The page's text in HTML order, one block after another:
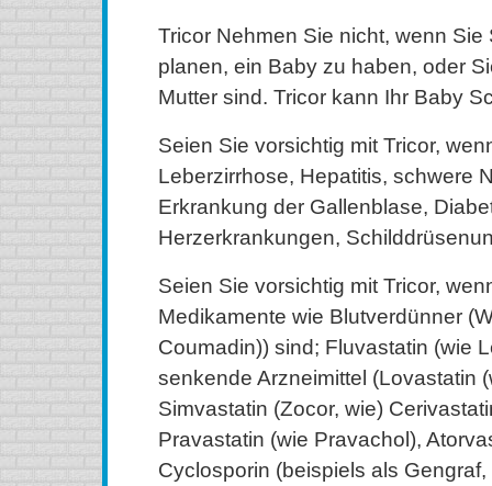
Tricor Nehmen Sie nicht, wenn
planen, ein Baby zu haben, oder
Mutter sind. Tricor kann Ihr Baby
Seien Sie vorsichtig mit Tricor,
Leberzirrhose, Hepatitis, schwere
Erkrankung der Gallenblase,
Herzerkrankungen,
Seien Sie vorsichtig mit Tricor,
Medikamente wie Blutverdünner
Coumadin)) sind; Fluvastatin (wie
senkende Arzneimittel (Lovastatin
Simvastatin (Zocor, wie)
Pravastatin (wie Pravachol),
Cyclosporin (beispiels als Gengraf,